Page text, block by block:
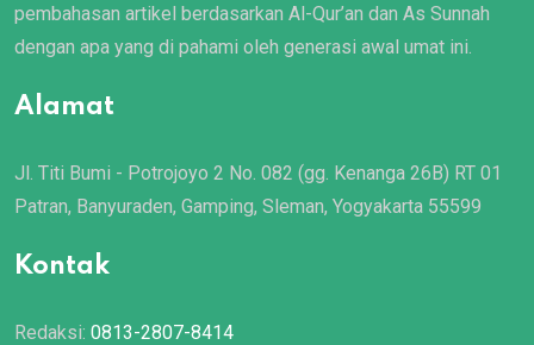
pembahasan artikel berdasarkan Al-Qur’an dan As Sunnah
dengan apa yang di pahami oleh generasi awal umat ini.
Alamat
Jl. Titi Bumi - Potrojoyo 2 No. 082 (gg. Kenanga 26B) RT 01
Patran, Banyuraden, Gamping, Sleman, Yogyakarta 55599
Kontak
Redaksi: 0813-2807-8414